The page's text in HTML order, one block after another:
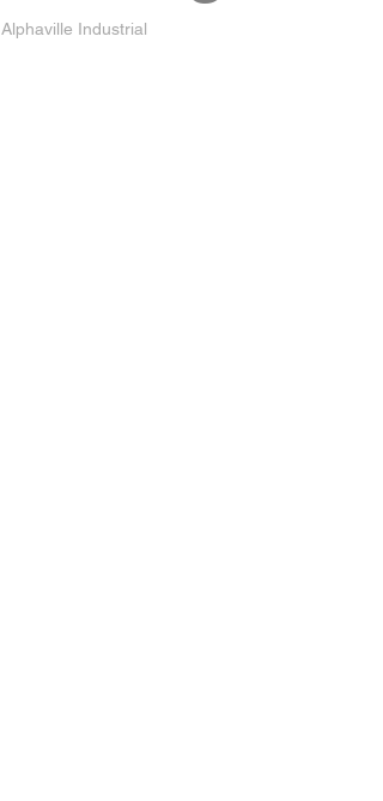
Alphaville Industrial